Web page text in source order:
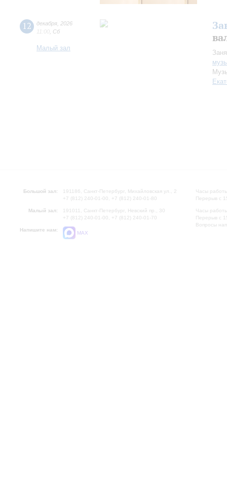
12 декабря 2026
11:00 Сб
Малый зал
Большой зал:
191186, Санкт-Петербург, Михайловская ул., 2
+7 (812) 240-01-00, +7 (812) 240-01-80
Малый зал:
191011, Санкт-Петербург, Невский пр., 30
+7 (812) 240-01-00, +7 (812) 240-01-70
Напишите нам:
MAX
Часы
Перерыв с
Часы
Перерыв с
Вопросы